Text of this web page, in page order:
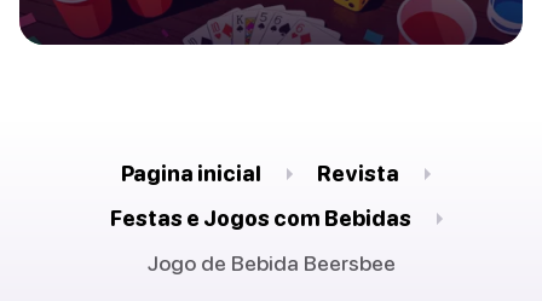
Pagina inicial
Revista
Festas e Jogos com Bebidas
Jogo de Bebida Beersbee